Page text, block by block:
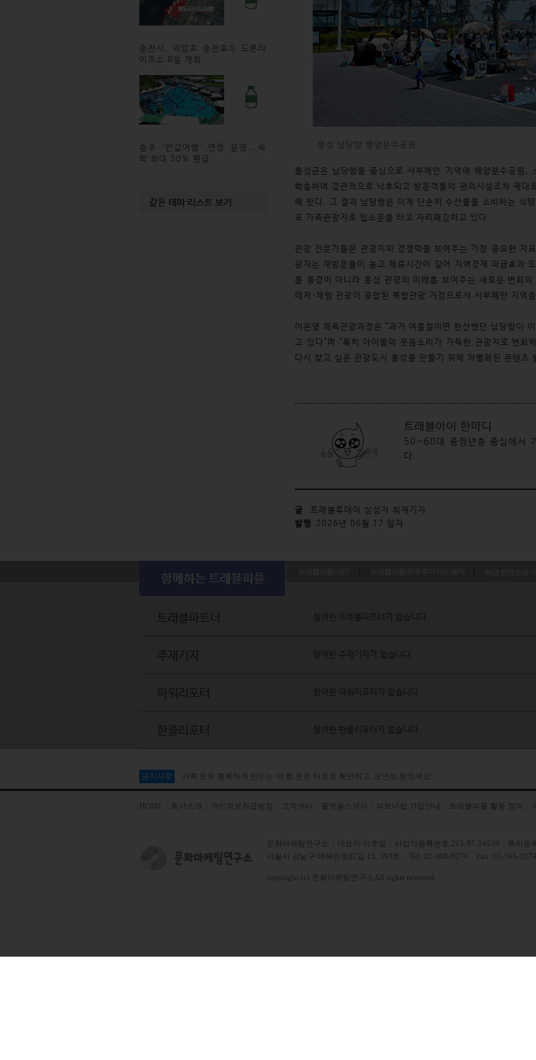
춘천시, 의암호 춘천호수 드론라
이트쇼 8일 개최
충주 ‘반값여행’ 연장 운영...숙
박 최대 50% 환급
홍성 남당항 행양분수공원
홍성군은 남당항을 중심으로 서부해안 지역에 해양분수공원
확충하며 경관적으로 낙후되고 방문객들의 편의시설조차 제
해 왔다. 그 결과 남당항은 이제 단순히 수산물을 소비하는 식
표 가족관광지로 입소문을 타고 자리매김하고 있다.
관광 전문가들은 관광지의 경쟁력을 보여주는 가장 중요한 지
광지는 재방문율이 높고 체류시간이 길어 지역경제 파급효과
름 풍경이 아니라 홍성 관광의 미래를 보여주는 새로운 변화
레저·체험 관광이 융합된 복합관광 거점으로서 서부해안 지역
이은영 체육관광과장은 "과거 여름철이면 한산했던 남당항이
고 있다"며 "특히 아이들의 웃음소리가 가득한 관광지로 변
다시 찾고 싶은 관광도시 홍성을 만들기 위해 차별화된 콘텐츠
트래블아이 한마디
50~60대 중장년층 중심에서
다.
글
트래블투데이 심성자 취재기자
발행
2026년 06월 17 일자
트래블파트너 참여한 트래블파트너가 없습니다.
주재기자 참여한 주재기자가 없습니다.
파워리포터 참여한 파워리포터가 없습니다.
한줄리포터 참여한 한줄리포터가 없습니다.
공지사항 가족 모두 행복하게 만드는 여.행.운은 타로로 확인하고, 포인트 받으세요!
HOME 회사소개 개인정보취급방침 고객센터 플랫폼소개서 파트너쉽 가입안내 트래블피플 활동 참여
문화마케팅연구소 대표자:이호열 사업자등록번호:215-87-14539 특허등
서울시 강남구 테헤란로82길 15, 393호
Tel: 02-408-9274 Fax: 02-595-9274
copyright (c) 문화마케팅연구소 All rights reserved.